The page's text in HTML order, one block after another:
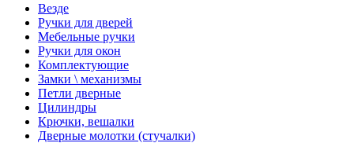
Везде
Ручки для дверей
Мебельные ручки
Ручки для окон
Комплектующие
Замки \ механизмы
Петли дверные
Цилиндры
Крючки, вешалки
Дверные молотки (стучалки)